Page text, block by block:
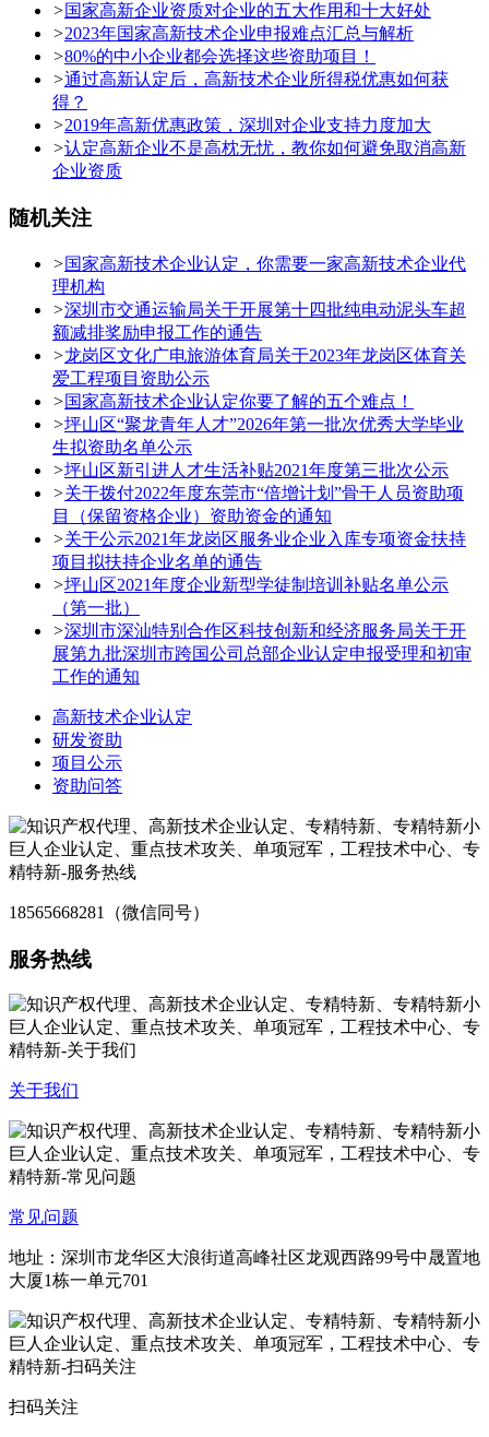
>国家高新企业资质对企业的五大作用和十大好处
>2023年国家高新技术企业申报难点汇总与解析
>80%的中小企业都会选择这些资助项目！
>通过高新认定后，高新技术企业所得税优惠如何获
得？
>2019年高新优惠政策，深圳对企业支持力度加大
>认定高新企业不是高枕无忧，教你如何避免取消高新
企业资质
随机关注
>国家高新技术企业认定，你需要一家高新技术企业代
理机构
>深圳市交通运输局关于开展第十四批纯电动泥头车超
额减排奖励申报工作的通告
>龙岗区文化广电旅游体育局关于2023年龙岗区体育关
爱工程项目资助公示
>国家高新技术企业认定你要了解的五个难点！
>坪山区“聚龙青年人才”2026年第一批次优秀大学毕业
生拟资助名单公示
>坪山区新引进人才生活补贴2021年度第三批次公示
>关于拨付2022年度东莞市“倍增计划”骨干人员资助项
目（保留资格企业）资助资金的通知
>关于公示2021年龙岗区服务业企业入库专项资金扶持
项目拟扶持企业名单的通告
>坪山区2021年度企业新型学徒制培训补贴名单公示
（第一批）
>深圳市深汕特别合作区科技创新和经济服务局关于开
展第九批深圳市跨国公司总部企业认定申报受理和初审
工作的通知
高新技术企业认定
研发资助
项目公示
资助问答
18565668281（微信同号）
服务热线
关于我们
常见问题
地址：深圳市龙华区大浪街道高峰社区龙观西路99号中晟置地
大厦1栋一单元701
扫码关注